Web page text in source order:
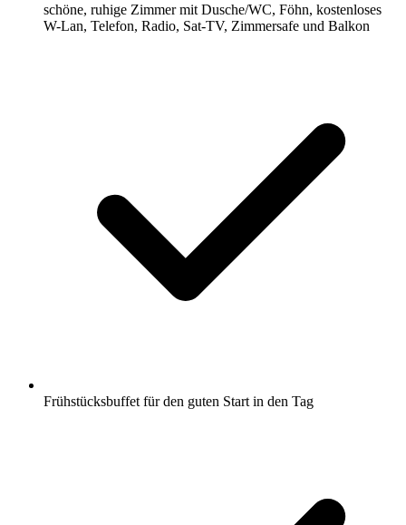
schöne, ruhige Zimmer mit Dusche/WC, Föhn, kostenloses
W-Lan, Telefon, Radio, Sat-TV, Zimmersafe und Balkon
Frühstücksbuffet für den guten Start in den Tag